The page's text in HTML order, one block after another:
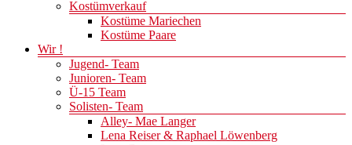
Kostümverkauf
Kostüme Mariechen
Kostüme Paare
Wir !
Jugend- Team
Junioren- Team
Ü-15 Team
Solisten- Team
Alley- Mae Langer
Lena Reiser & Raphael Löwenberg